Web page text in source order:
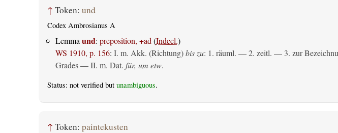
↑ Token: und
Codex Ambrosianus A
Lemma und: preposition, +ad (Indecl.)
WS 1910, p. 156: I. m. Akk. (Richtung) bis zu: 1. räuml. — 2. zeitl. — 3. zur
Grades — II. m. Dat. für, um etw.
Status: not verified but unambiguous.
↑ Token: paintekusten